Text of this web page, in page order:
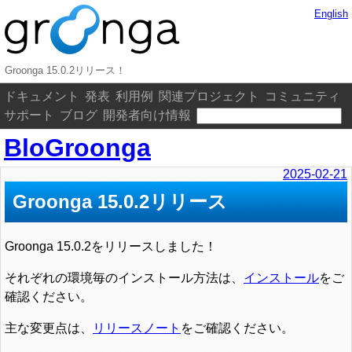
Groonga 15.0.2リリース！
ドキュメント 発表 利用例 関連プロジェクト
コミュニティ
サポート
ブログ 開発者向け情報
English
BloGroonga
2025-02-21
Groonga 15.0.2リリース
Groonga 15.0.2をリリースしました！
それぞれの環境毎のインストール方法は、 インストールをご
確認ください。
主な変更点は、 リリースノート をご確認ください。